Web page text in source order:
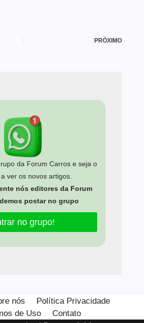
PRÓXIMO
da Forum Carros e seja o
ver os novos artigos.
nós editores da Forum
postar no grupo
no grupo!
nós
Política Privacidade
de Uso
Contato
site.
sobre quais cookies estamos usando